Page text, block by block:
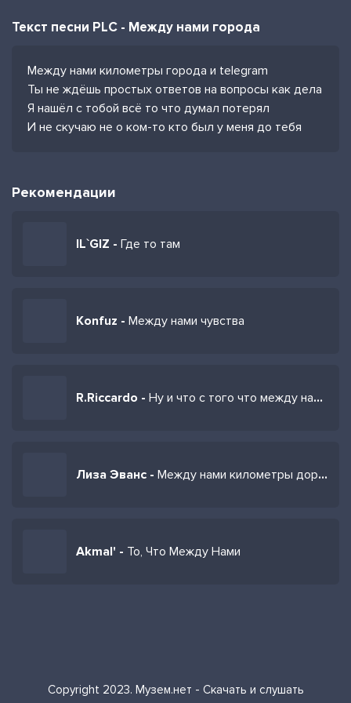
Текст песни PLC - Между нами города
Между нами километры города и telegram
Ты не ждёшь простых ответов на вопросы как дела
Я нашёл с тобой всё то что думал потерял
И не скучаю не о ком-то кто был у меня до тебя
Рекомендации
IL`GIZ - Где то там
Konfuz - Между нами чувства
R.Riccardo - Ну и что с того что между нами города
Лиза Эванс - Между нами километры дорог
Akmal' - То, Что Между Нами
Copyright 2023. Музем.нет - Скачать и слушать